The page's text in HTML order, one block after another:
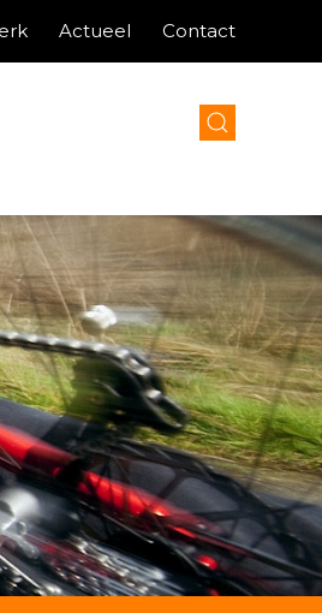
Actueel Contact